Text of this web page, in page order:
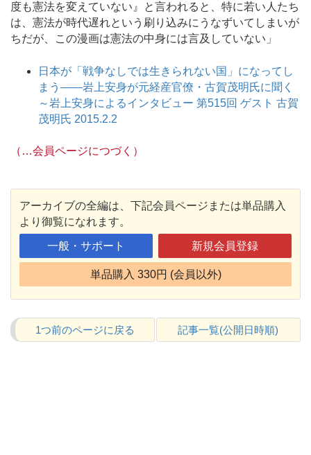
度も憲法を変えていない』と言われると、特に若い人たち
は、憲法が時代遅れという刷り込みにうなずいてしまいが
ちだが、この漫画は憲法の中身には言及していない」
日本が「戦争なしでは生きられない国」になってし
まう――岩上安身が元経産官僚・古賀茂明氏に聞く
～岩上安身によるインタビュー 第515回 ゲスト 古賀
茂明氏 2015.2.2
（…会員ページにつづく）
アーカイブの全編は、下記会員ページまたは単品購入
より御覧になれます。
一般・サポート 新規会員登録
単品購入 330円 (会員以外)
1つ前のページに戻る 記事一覧(公開日時順)